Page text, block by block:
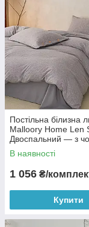
Постільна білизна
Malloory Home Len
Двоспальний — з
краєм
В наявності
1 056 ₴/
Купити